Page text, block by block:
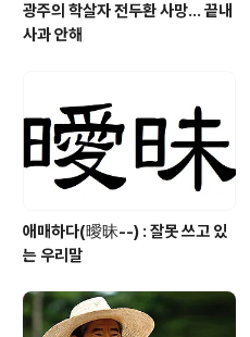
광주의 학살자 전두환 사망... 끝내
사과 안해
애매하다(曖昧--) : 잘못 쓰고 있
는 우리말